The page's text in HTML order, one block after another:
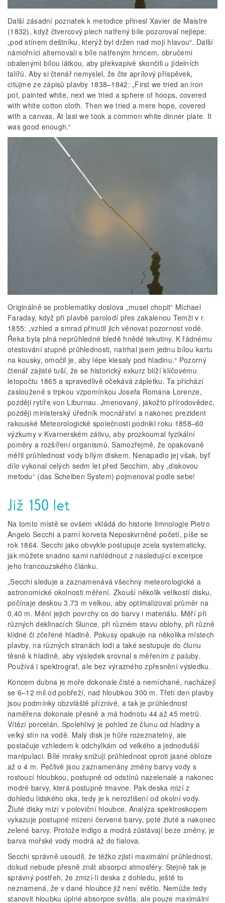
Další zásadní poznatek k metodice přinesl Xavier de Maistre
(1832), když čtvercový plech natřený bíle pozoroval nejlépe:
„pod stínem deštníku, kterýž byl držen nad mojí hlavou“. Další
námořníci alternovali s bíle natřeným hrncem, obručemi
obalenými bílou látkou, aby překvapivě skončili u jídelních
talířů. Aby si čtenář nemyslel, že čte aprílový příspěvek,
citujme ze zápisů plavby 1838–1842: „First we tried an iron
pot, painted white, next we tried a sphere of hoops, covered
with white cotton cloth. Then we tried a mere hope, covered
with a canvas. At last we took a common white dinner plate. It
was good enough.“
Originálně se problematiky doslova „musel chopit“ Michael
Faraday, když při plavbě parolodí přes zakalenou Temži v r.
1855: „vzhled a smrad přinutil jich věnovat pozornost vodě.
Řeka byla plná neprůhledné bledě hnědé tekutiny. K řádnému
otestování stupně průhlednosti, natrhal jsem jednu bílou kartu
na kousky, omočil je, aby lépe klesaly pod hladinu.“ Pozorný
čtenář zajisté tuší, že se historický exkurz blíží klíčovému
letopočtu 1865 a spravedlivě očekává zápletku. Ta přichází
zaslouženě s trpkou vzpomínkou Josefa Romana Lorenze,
později rytíře von Liburnau. Jmenovaný, jakožto přírodovědec,
později ministerský úředník mocnářství a nakonec prezident
rakouské Meteorologické společnosti podnikl roku 1858–60
výzkumy v Kvarnerském zálivu, aby prozkoumal fyzikální
poměry a rozšíření organismů. Samozřejmě, že opakovaně
měřil průhlednost vody bílým diskem. Nenapadlo jej však, byť
dílo vykonal celých sedm let před Secchim, aby „diskovou
metodu“ (das Scheiben System) pojmenoval podle sebe!
Již 150 let
Na tomto místě se ovšem vkládá do historie limnologie Pietro
Angelo Secchi a parní korveta Neposkvrněné početí, píše se
rok 1864. Secchi jako obvykle postupuje zcela systematicky,
jak můžete snadno sami nahlédnout z následující excerpce
jeho francouzského článku.
„Secchi sleduje a zaznamenává všechny meteorologické a
astronomické okolnosti měření. Zkouší několik velikostí disku,
počínaje deskou 3,73 m velkou, aby optimalizoval průměr na
0,40 m. Mění jejich povrchy co do barvy i materiálu. Měří při
různých deklinacích Slunce, při různém stavu oblohy, při různě
klidné či zčeřené hladině. Pokusy opakuje na několika místech
plavby, na různých stranách lodi a také sestupuje do člunu
těsně k hladině, aby výsledek srovnal s měřením z paluby.
Používá i spektrograf, ale bez výrazného zpřesnění výsledku.
Koncem dubna je moře dokonale čisté a nemíchané, nacházejí
se 6–12 mil od pobřeží, nad hloubkou 300 m. Třetí den plavby
jsou podmínky obzvláště příznivé, a tak je průhlednost
naměřena dokonale přesně a má hodnotu 44 až 45 metrů.
Vítězí porcelán. Spolehlivý je pohled ze člunu od hladiny a
velký stín na vodě. Malý disk je hůře rozeznatelný, ale
postačuje vzhledem k odchylkám od velkého a jednodušší
manipulaci. Bílé mraky snižují průhlednost oproti jasné obloze
až o 4 m. Pečlivě jsou zaznamenány změny barvy vody s
rostoucí hloubkou, postupně od odstínů nazelenalé a nakonec
modré barvy, která postupně tmavne. Pak deska mizí z
dohledu lidského oka, tedy je k nerozlišení od okolní vody.
Žluté disky mizí v poloviční hloubce. Analýza spektroskopem
vykazuje postupné mizení červené barvy, poté žluté a nakonec
zelené barvy. Protože indigo a modrá zůstávají beze změny, je
barva mořské vody modrá až do fialova.
Secchi správně usoudil, že těžko zjistí maximální průhlednost,
dokud nebude přesně znát absorpci atmosféry. Stejně tak je
správný postřeh, že zmizí­­­­‑li deska z dohledu, ještě to
neznamená, že v dané hloubce již není světlo. Nemůže tedy
stanovit hloubku úplné absorpce světla, ale pouze maximální